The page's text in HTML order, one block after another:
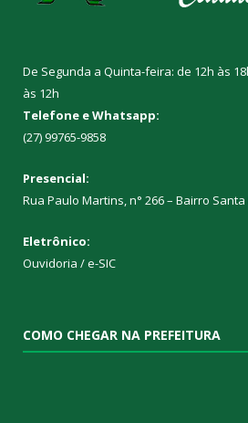
De Segunda a Quinta-feira: de 12h às
às 12h
Telefone e Whatsapp:
(27) 99765-9858
Presencial:
Rua Paulo Martins, n° 266 – Bairro Santa
Eletrônico:
Ouvidoria /e-SIC
COMO CHEGAR NA PREFEITURA